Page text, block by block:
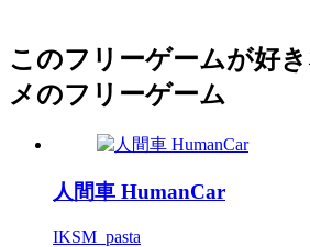
このフリーゲームが好
メのフリーゲーム
人間車 HumanCar
IKSM_pasta